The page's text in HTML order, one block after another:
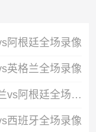
阿根廷全场录像
英格兰全场录像
07月16日世界杯半决赛英格兰vs阿根廷全场录像
西班牙全场录像